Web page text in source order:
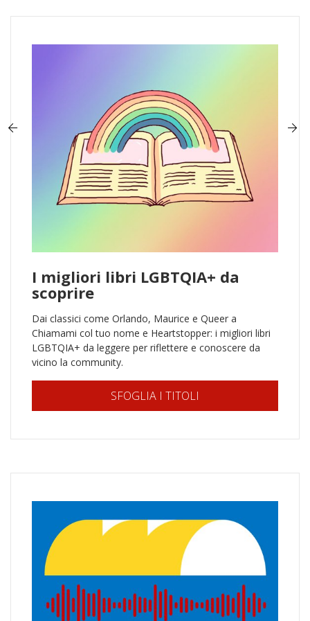
I migliori libri LGBTQIA+ da
scoprire
Dai classici come Orlando, Maurice e Queer a
Chiamami col tuo nome e Heartstopper: i migliori libri
LGBTQIA+ da leggere per riflettere e conoscere da
vicino la community.
SFOGLIA I TITOLI